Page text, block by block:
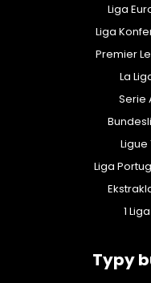
Liga
Liga
Premier
La
Serie
Liga
1
Typy